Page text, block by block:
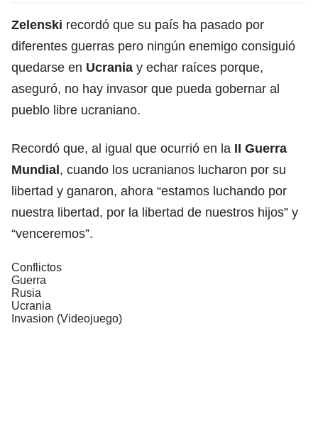
Zelenski recordó que su país ha pasado por
diferentes guerras pero ningún enemigo consiguió
quedarse en Ucrania y echar raíces porque,
aseguró, no hay invasor que pueda gobernar al
pueblo libre ucraniano.
Recordó que, al igual que ocurrió en la II Guerra
Mundial, cuando los ucranianos lucharon por su
libertad y ganaron, ahora “estamos luchando por
nuestra libertad, por la libertad de nuestros hijos” y
“venceremos”.
Conflictos
Guerra
Rusia
Ucrania
Invasion (Videojuego)